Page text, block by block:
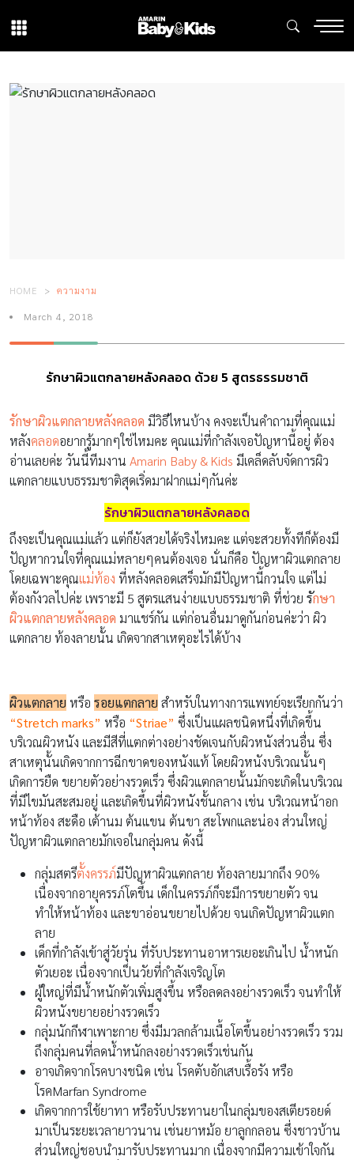
HOME ความงาม
March 4, 2018
รักษาผิวแตกลายหลังคลอด ด้วย 5 สูตรธรรมชาติ
รักษาผิวแตกลายหลังคลอด มีวิธีไหนบ้าง คงจะเป็นคำถามที่คุณแม่
หลังคลอดอยากรู้มากๆใช่ไหมคะ คุณแม่ที่กำลังเจอปัญหานี้อยู่ ต้อง
อ่านเลยค่ะ วันนี้ทีมงาน Amarin Baby & Kids มีเคล็ดลับจัดการผิว
แตกลายแบบธรรมชาติสุดเริ่ดมาฝากแม่ๆกันค่ะ
รักษาผิวแตกลายหลังคลอด
ถึงจะเป็นคุณแม่แล้ว แต่ก็ยังสวยได้จริงไหมคะ แต่จะสวยทั้งทีก็ต้องมี
ปัญหากวนใจที่คุณแม่หลายๆคนต้องเจอ นั่นก็คือ ปัญหาผิวแตกลาย
โดยเฉพาะคุณแม่ท้อง ที่หลังคลอดเสร็จมักมีปัญหานี้กวนใจ แต่ไม่
ต้องกังวลไปค่ะ เพราะมี 5 สูตรแสนง่ายแบบธรรมชาติ ที่ช่วย รักษา
ผิวแตกลายหลังคลอด มาแชร์กัน แต่ก่อนอื่นมาดูกันก่อนค่ะว่า ผิว
แตกลาย ท้องลายนั้น เกิดจากสาเหตุอะไรได้บ้าง
ผิวแตกลาย หรือ รอยแตกลาย สำหรับในทางการแพทย์จะเรียกกันว่า
“Stretch marks” หรือ “Striae” ซึ่งเป็นแผลชนิดหนึ่งที่เกิดขึ้น
บริเวณผิวหนัง และมีสีที่แตกต่างอย่างชัดเจนกับผิวหนังส่วนอื่น ซึ่ง
สาเหตุนั้นเกิดจากการฉีกขาดของหนังแท้ โดยผิวหนังบริเวณนั้นๆ
เกิดการยืด ขยายตัวอย่างรวดเร็ว ซึ่งผิวแตกลายนั้นมักจะเกิดในบริเวณ
ที่มีไขมันสะสมอยู่ และเกิดขึ้นที่ผิวหนังชั้นกลาง เช่น บริเวณหน้าอก
หน้าท้อง สะดือ เต้านม ต้นแขน ต้นขา สะโพกและน่อง ส่วนใหญ่
ปัญหาผิวแตกลายมักเจอในกลุ่มคน ดังนี้
กลุ่มสตรีตั้งครรภ์มีปัญหาผิวแตกลาย ท้องลายมากถึง 90%
เนื่องจากอายุครรภ์โตขึ้น เด็กในครรภ์ก็จะมีการขยายตัว จน
ทำให้หน้าท้อง และขาอ่อนขยายไปด้วย จนเกิดปัญหาผิวแตก
ลาย
เด็กที่กำลังเข้าสู่วัยรุ่น ที่รับประทานอาหารเยอะเกินไป น้ำหนัก
ตัวเยอะ เนื่องจากเป็นวัยที่กำลังเจริญโต
ผู้ใหญ่ที่มีน้ำหนักตัวเพิ่มสูงขึ้น หรือลดลงอย่างรวดเร็ว จนทำให้
ผิวหนังขยายอย่างรวดเร็ว
กลุ่มนักกีฬาเพาะกาย ซึ่งมีมวลกล้ามเนื้อโตขึ้นอย่างรวดเร็ว รวม
ถึงกลุ่มคนที่ลดน้ำหนักลงอย่างรวดเร็วเช่นกัน
อาจเกิดจากโรคบางชนิด เช่น โรคตับอักเสบเรื้อรัง หรือ
โรคMarfan Syndrome
เกิดจากการใช้ยาทา หรือรับประทานยาในกลุ่มของสเตียรอยด์
มาเป็นระยะเวลายาวนาน เช่นยาหม้อ ยาลูกกลอน ซึ่งชาวบ้าน
ส่วนใหญ่ชอบนำมารับประทานมาก เนื่องจากมีความเข้าใจกัน